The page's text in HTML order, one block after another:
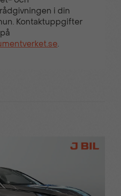
i din
Kontaktuppgifter
.